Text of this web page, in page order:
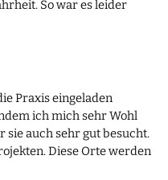
So war es leider
Praxis eingeladen
ich mich sehr Wohl
sie auch sehr gut besucht.
Diese Orte werden